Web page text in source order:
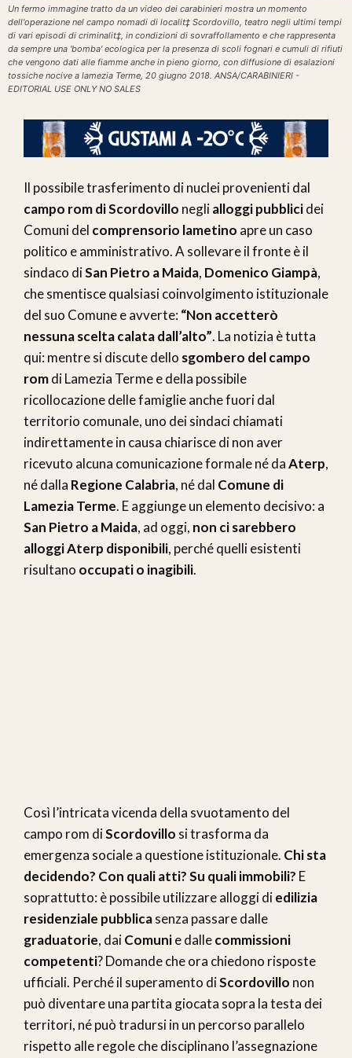
Un fermo immagine tratto da un video dei carabinieri mostra un momento
dell'operazione nel campo nomadi di localit‡ Scordovillo, teatro negli ultimi tempi
di vari episodi di criminalit‡, in condizioni di sovraffollamento e che rappresenta
da sempre una 'bomba' ecologica per la presenza di scoli fognari e cumuli di rifiuti
che vengono dati alle fiamme anche in pieno giorno, con diffusione di esalazioni
tossiche nocive a lamezia Terme, 20 giugno 2018. ANSA/CARABINIERI -
EDITORIAL USE ONLY NO SALES
Il possibile trasferimento di nuclei provenienti dal
campo rom di Scordovillo neglialloggi pubblicidei
Comuni del comprensorio lametino apre un caso
politico e amministrativo. A sollevare il fronte è il
sindaco diSan Pietro a Maida, Domenico Giampà,
che smentisce qualsiasi coinvolgimento istituzionale
del suo Comune e avverte: “Non accetterò
nessuna scelta calata dall’alto”. La notizia è tutta
qui: mentre si discute dello sgombero del campo
romdi Lamezia Terme e della possibile
ricollocazione delle famiglie anche fuori dal
territorio comunale, uno dei sindaci chiamati
indirettamente in causa chiarisce di non aver
ricevuto alcuna comunicazione formale né daAterp,
né dalla Regione Calabria, né dal Comune di
Lamezia Terme. E aggiunge un elemento decisivo: a
San Pietro a Maida, ad oggi, non ci sarebbero
alloggi Aterp disponibili, perché quelli esistenti
risultano occupati o inagibili.
Così l’intricata vicenda della svuotamento del
campo rom diScordovillo si trasforma da
emergenza sociale a questione istituzionale. Chi sta
decidendo? Con quali atti? Su quali immobili? E
soprattutto: è possibile utilizzare alloggi diedilizia
residenziale pubblicasenza passare dalle
graduatorie, daiComunie dallecommissioni
competenti? Domande che ora chiedono risposte
ufficiali. Perché il superamento diScordovillo non
può diventare una partita giocata sopra la testa dei
territori, né può tradursi in un percorso parallelo
rispetto alle regole che disciplinano l’assegnazione